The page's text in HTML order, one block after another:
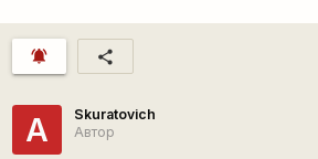
notifications_active share
А
Skuratovich
Автор